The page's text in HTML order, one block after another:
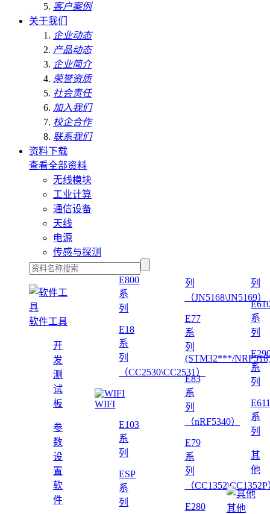
客户案例
关于我们
企业动态
产品动态
企业简介
荣誉资质
社会责任
加入我们
校企合作
联系我们
资料下载
查看全部资料
无线模块
工业计算
通信设备
天线
电源
传感与探测
软件工具
开
发
测
试
板
参
数
设
置
软
件
E800
系
列
E18
系
列
（CC2530\CC2531）
WIFI
E103
系
列
ESP
系
列
列
（JN5168\JN5169）
E77
系
列
(STM32***/
E83
系
列
（nRF5340）
E79
系
列
（
E280
列
系
列
系
列
E611
系
列
其
他
其他